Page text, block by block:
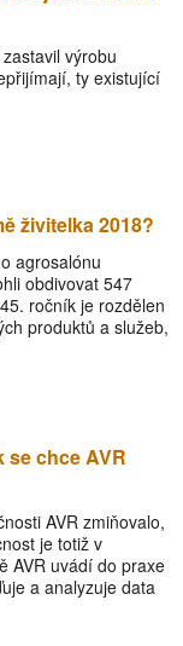
výrobu
ty existující
živitelka 2018?
agrosalónu
obdivovat 547
ročník je rozdělen
produktů a služeb,
se chce AVR
AVR zmiňovalo,
je totiž v
AVR uvádí do praxe
a analyzuje data